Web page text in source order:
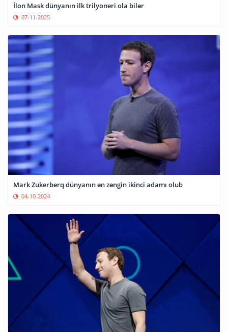
İlon Mask dünyanın ilk trilyoneri ola bilər
07-11-2025
Mark Zukerberq dünyanın ən zəngin ikinci adamı olub
04-10-2024